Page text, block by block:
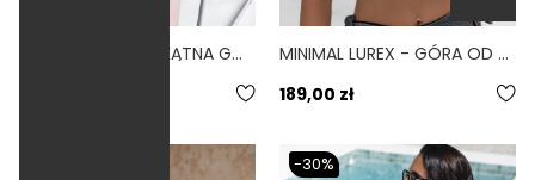
MINI NERO - TRÓJKĄTNA GÓRA OD BIKINI NA MAŁY BIUST CZARNA
MINIMAL LUREX - GÓRA OD BIKINI NA MAŁY BIUST WIĄZANE PLECY BŁYSZCZĄCA
189,00 zł
-30%